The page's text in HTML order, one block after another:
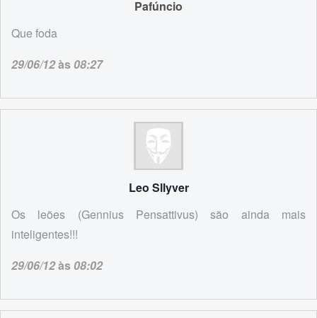
Pafúncio
Que foda
29/06/12às08:27
Leo Sllyver
Os leões (Gennius Pensattivus) são ainda mais
inteligentes!!!
29/06/12às08:02